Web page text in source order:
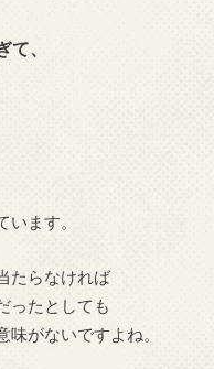
、
ます。
たらなければ
ったとしても
がないですよね。